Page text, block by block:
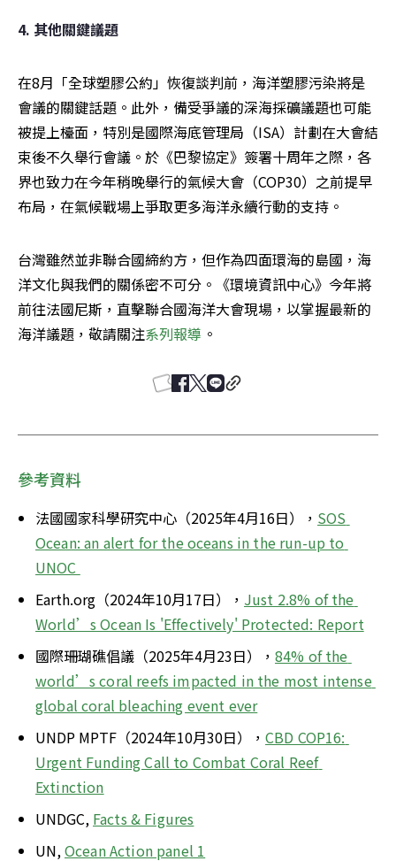
4. 其他關鍵議題
在8月「全球塑膠公約」恢復談判前，海洋塑膠污染將是
會議的關鍵話題。此外，備受爭議的深海採礦議題也可能
被提上檯面，特別是國際海底管理局（ISA）計劃在大會結
束後不久舉行會議。於《巴黎協定》簽署十周年之際，各
界也致力在今年稍晚舉行的氣候大會（COP30）之前提早
布局，在氣候戰場上爭取更多海洋永續行動的支持。
台灣雖然並非聯合國締約方，但作為四面環海的島國，海
洋文化與我們的關係密不可分。《環境資訊中心》今年將
前往法國尼斯，直擊聯合國海洋大會現場，以掌握最新的
海洋議題，敬請關注系列報導 。
參考資料
法國國家科學研究中心（2025年4月16日）， SOS
Ocean: an alert for the oceans in the run-up to
UNOC
Earth.org（2024年10月17日）， Just 2.8% of the
World’s Ocean Is 'Effectively' Protected: Report
國際珊瑚礁倡議（2025年4月23日）， 84% of the
world’s coral reefs impacted in the most intense
global coral bleaching event ever
UNDP MPTF（2024年10月30日）， CBD COP16:
Urgent Funding Call to Combat Coral Reef
Extinction
UNDGC, Facts & Figures
UN, Ocean Action panel 1